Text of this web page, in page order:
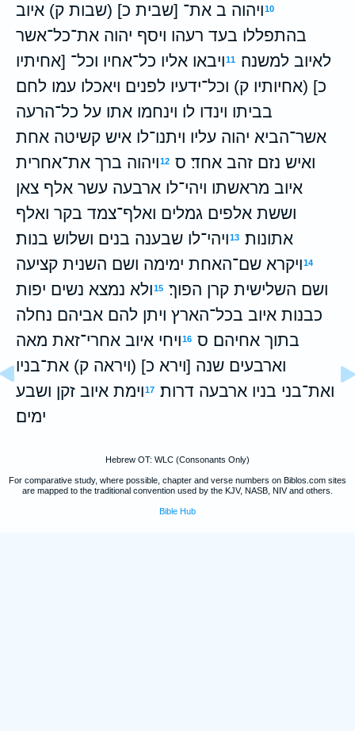
10ויהוה ב את־ [שבית כ] (שבות ק) איוב
בהתפללו בעד רעהו ויסף יהוה את־כל־אשר
לאיוב למשנה׃
11ויבאו אליו כל־אחיו וכל־ [אחיתיו
כ] (אחיותיו ק) וכל־ידעיו לפנים ויאכלו עמו לחם
בביתו וינדו לו וינחמו אתו על כל־הרעה
אשר־הביא יהוה עליו ויתנו־לו איש קשיטה אחת
ואיש נזם זהב אחד׃ ס 12ויהוה ברך את־אחרית
איוב מראשתו ויהי־לו ארבעה עשר אלף צאן
וששת אלפים גמלים ואלף־צמד בקר ואלף
אתונות׃ 13ויהי־לו שבענה בנים ושלוש בנות׃
14ויקרא שם־האחת ימימה ושם השנית קציעה
ושם השלישית קרן הפוך׃ 15ולא נמצא נשים יפות
כבנות איוב בכל־הארץ ויתן להם אביהם נחלה
בתוך אחיהם׃ ס 16ויחי איוב אחרי־זאת מאה
וארבעים שנה [וירא כ] (ויראה ק) את־בניו
ואת־בני בניו ארבעה דרות׃ 17וימת איוב זקן ושבע
ימים׃
Hebrew OT: WLC (Consonants Only)
For comparative study, where possible, chapter and verse numbers on Biblos.com sites
are mapped to the traditional convention used by the KJV, NASB, NIV and others.
Bible Hub